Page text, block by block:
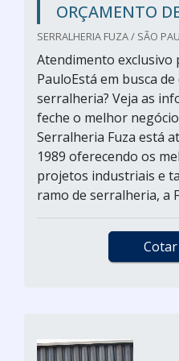
ORÇAMENTO
SERRALHERIA FUZA / SÃO
Atendimento exclusivo
PauloEstá em busca
serralheria? Veja as
feche o melhor
Serralheria Fuza está
1989 oferecendo os
projetos industriais e
ramo de serralheria, a